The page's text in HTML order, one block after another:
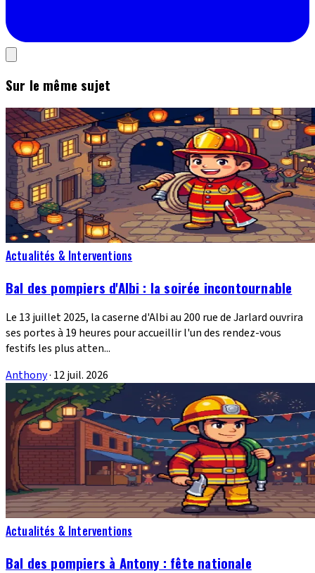
Sur le même sujet
Actualités & Interventions
Bal des pompiers d'Albi : la soirée incontournable
Le 13 juillet 2025, la caserne d'Albi au 200 rue de Jarlard ouvrira
ses portes à 19 heures pour accueillir l'un des rendez-vous
festifs les plus atten...
Anthony· 12 juil. 2026
Actualités & Interventions
Bal des pompiers à Antony : fête nationale